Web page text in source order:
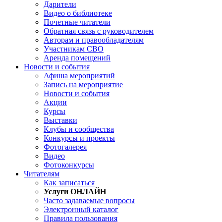
Дарители
Видео о библиотеке
Почетные читатели
Обратная связь с руководителем
Авторам и правообладателям
Участникам СВО
Аренда помещений
Новости и события
Афиша мероприятий
Запись на мероприятие
Новости и события
Акции
Курсы
Выставки
Клубы и сообщества
Конкурсы и проекты
Фотогалерея
Видео
Фотоконкурсы
Читателям
Как записаться
Услуги ОНЛАЙН
Часто задаваемые вопросы
Электронный каталог
Правила пользования